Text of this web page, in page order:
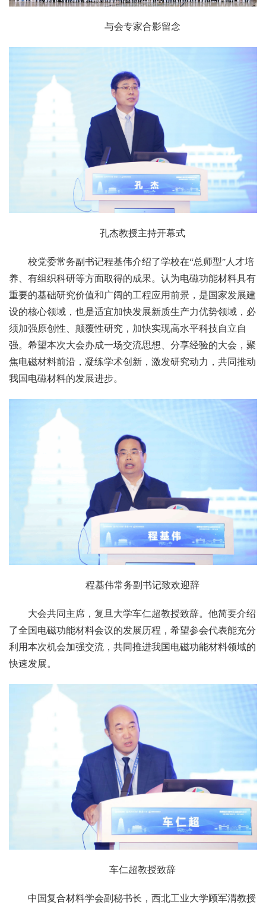
与会专家合影留念
孔杰教授主持开幕式
校党委常务副书记程基伟介绍了学校在“总师型” 人才培
养、有组织科研等方面取得的成果。认为电磁功能材料具有
重要的基础研究价值和广阔的工程应用前景，是国家发展建
设的核心领域，也是适宜加快发展新质生产力优势领域，必
须加强原创性、颠覆性研究，加快实现高水平科技自立自
强。希望本次大会办成一场交流思想、分享经验的大会，聚
焦电磁材料前沿，凝练学术创新，激发研究动力，共同推动
我国电磁材料的发展进步。
程基伟常务副书记致欢迎辞
大会共同主席，复旦大学车仁超教授致辞。他简要介绍
了全国电磁功能材料会议的发展历程，希望参会代表能充分
利用本次机会加强交流，共同推进我国电磁功能材料领域的
快速发展。
车仁超教授致辞
中国复合材料学会副秘书长，西北工业大学顾军渭教授